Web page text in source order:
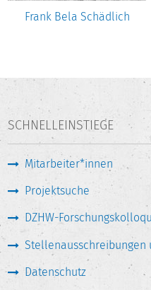
Frank Bela Schädlich
SCHNELLEINSTIEGE
Mitarbeiter*innen
Projektsuche
DZHW-
Stellenausschreibungen
Datenschutz